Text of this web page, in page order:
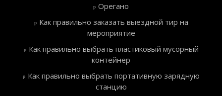
Орегано
Как правильно заказать выездной тир на
мероприятие
Как правильно выбрать пластиковый мусорный
контейнер
Как правильно выбрать портативную зарядную
станцию